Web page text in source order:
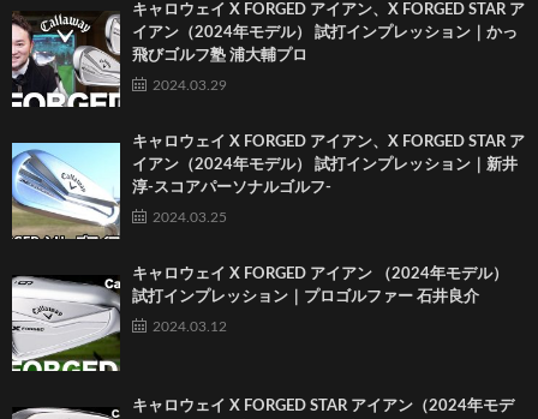
キャロウェイ X FORGED アイアン、X FORGED STAR ア
イアン（2024年モデル） 試打インプレッション｜かっ
飛びゴルフ塾 浦大輔プロ
2024.03.29
キャロウェイ X FORGED アイアン、X FORGED STAR ア
イアン（2024年モデル） 試打インプレッション｜新井
淳-スコアパーソナルゴルフ-
2024.03.25
キャロウェイ X FORGED アイアン （2024年モデル）
試打インプレッション｜プロゴルファー 石井良介
2024.03.12
キャロウェイ X FORGED STAR アイアン（2024年モデ